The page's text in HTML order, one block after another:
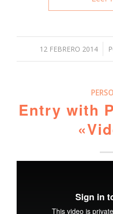
12 FEBRERO 2014
/
Entry with